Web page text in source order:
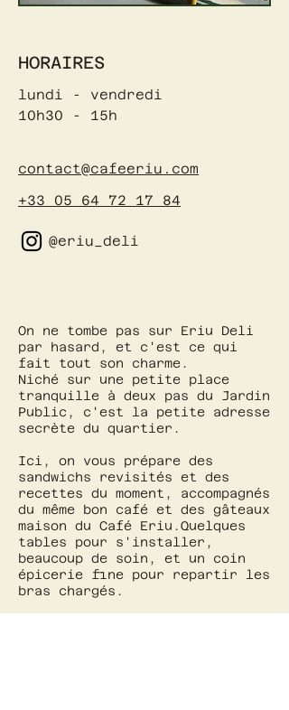
HORAIRES
lundi - vendredi
10h30 - 15h
contact@cafeeriu.com
+33 05 64 72 17 84
@eriu_deli
On ne tombe pas sur Eriu Deli
par hasard, et c'est ce qui
fait tout son charme.
Niché sur une petite place
tranquille à deux pas du Jardin
Public, c'est la petite adresse
secrète du quartier.
Ici, on vous prépare des
sandwichs revisités et des
recettes du moment, accompagnés
du même bon café et des gâteaux
maison du Café Eriu.Quelques
tables pour s'installer,
beaucoup de soin, et un coin
épicerie fine pour repartir les
bras chargés.